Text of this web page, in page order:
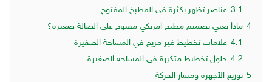
3.1 عناصر تظهر بكثرة في المطبخ المفتوح
4 ماذا يعني تصميم مطبخ امريكي مفتوح على الصالة صغيرة؟
4.1 علامات تخطيط غير مريح في المساحة الصغيرة
4.2 حلول تخطيط متكررة في المساحة الصغيرة
5 توزيع الأجهزة ومسار الحركة